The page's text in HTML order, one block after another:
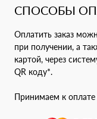
СПОСОБЫ
Оплатить заказ
при получении, а
картой, через
QR коду*.
Принимаем к оплате